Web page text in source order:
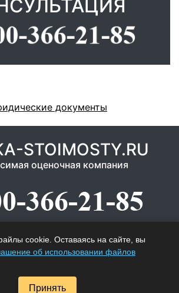
документы
STOIMOSTY.RU
оценочная компания
ИНФОРМАЦИЯ
подъезд 9А, 7 этаж,
77-46, 8-900-366-21-85
cookie. Оставаясь на сайте, вы
об использовании файлов
Принять